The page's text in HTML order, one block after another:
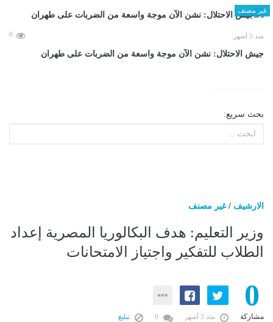
غير مصنف
منذ 5 أشهر 0
جيش الاحتلال: نشن الآن موجة واسعة من الضربات على طهران
بحث سريع:
الارشيف /غير مصنف
وزير التعليم: هدف البكالوريا المصرية إعداد
الطلاب للتفكير واجتياز الامتحانات
0
مشاركة منذ 3 أشهر تبليغ